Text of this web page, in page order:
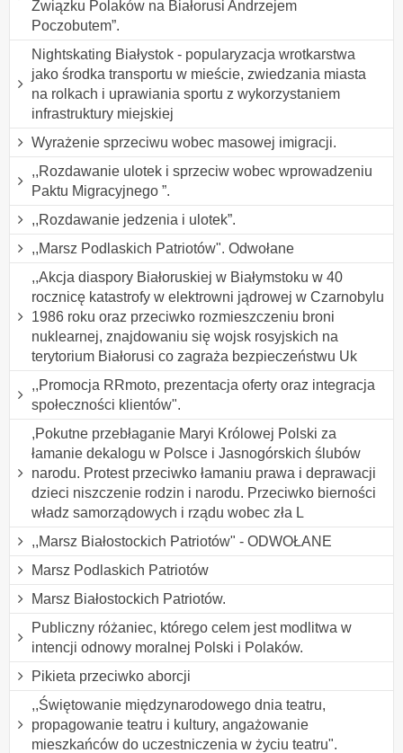
Związku Polaków na Białorusi Andrzejem
Poczobutem”.
Nightskating Białystok - popularyzacja wrotkarstwa
jako środka transportu w mieście, zwiedzania miasta
na rolkach i uprawiania sportu z wykorzystaniem
infrastruktury miejskiej
Wyrażenie sprzeciwu wobec masowej imigracji.
,,Rozdawanie ulotek i sprzeciw wobec wprowadzeniu
Paktu Migracyjnego ”.
,,Rozdawanie jedzenia i ulotek”.
,,Marsz Podlaskich Patriotów". Odwołane
,,Akcja diaspory Białoruskiej w Białymstoku w 40
rocznicę katastrofy w elektrowni jądrowej w Czarnobylu
1986 roku oraz przeciwko rozmieszczeniu broni
nuklearnej, znajdowaniu się wojsk rosyjskich na
terytorium Białorusi co zagraża bezpieczeństwu Uk
,,Promocja RRmoto, prezentacja oferty oraz integracja
społeczności klientów".
,Pokutne przebłaganie Maryi Królowej Polski za
łamanie dekalogu w Polsce i Jasnogórskich ślubów
narodu. Protest przeciwko łamaniu prawa i deprawacji
dzieci niszczenie rodzin i narodu. Przeciwko bierności
władz samorządowych i rządu wobec zła L
,,Marsz Białostockich Patriotów" - ODWOŁANE
Marsz Podlaskich Patriotów
Marsz Białostockich Patriotów.
Publiczny różaniec, którego celem jest modlitwa w
intencji odnowy moralnej Polski i Polaków.
Pikieta przeciwko aborcji
,,Świętowanie międzynarodowego dnia teatru,
propagowanie teatru i kultury, angażowanie
mieszkańców do uczestniczenia w życiu teatru".